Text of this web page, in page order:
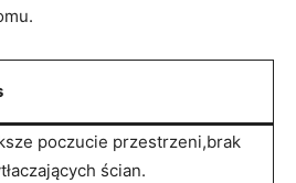
poczucie przestrzeni,brak
ścian.